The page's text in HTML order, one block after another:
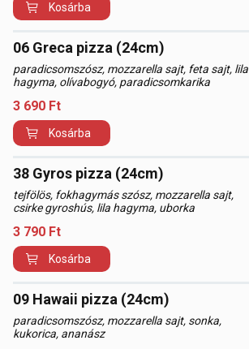
Kosárba
06 Greca pizza (24cm)
paradicsomszósz, mozzarella sajt, feta sajt, lila
hagyma, olívabogyó, paradicsomkarika
3 690 Ft
Kosárba
38 Gyros pizza (24cm)
tejfölös, fokhagymás szósz, mozzarella sajt,
csirke gyroshús, lila hagyma, uborka
3 790 Ft
Kosárba
09 Hawaii pizza (24cm)
paradicsomszósz, mozzarella sajt, sonka,
kukorica, ananász